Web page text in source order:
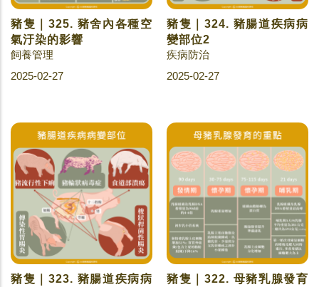
豬隻｜325. 豬舍內各種空
氣汙染的影響
飼養管理
2025-02-27
豬隻｜324. 豬腸道疾病病
變部位2
疾病防治
2025-02-27
豬隻｜323. 豬腸道疾病病
豬隻｜322. 母豬乳腺發育